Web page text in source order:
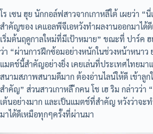
โร เซน ฮุย นักกอล์ฟสาวจากเกาหลีใต้ เผยว่า “
สำคัญของ เคแอลพีจีเอหวังทำผลงานออกมาได้
เริ่มต้นฤดูกาลใหม่ที่มีเป้าหมาย” ขณะที่ ปาร์ค ฮ
ว่า “ผ่านการฝึกซ้อมอย่างหนักในช่วงหน้าหนาว
แมตช์นี้สำคัญอย่างยิ่ง เคยเล่นที่ประเทศไทยมา
สนามสภาพสนามดีมาก ต้องอ่านไลน์ให้ดี เข้าลูก
สำคัญ” ส่วนสาวเกาหลี ีกคน โช เฮ ริม กล่าวว่า
เต้นอย่างมาก และเป็นแมตช์ที่สำคัญ หวังว่าจะ
มาได้ดีเหมือทุกๆครั้งที่ผ่านมา